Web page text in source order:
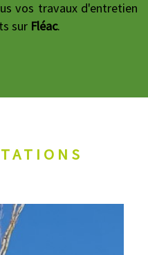
vos travaux d'entretien
sur Fléac.